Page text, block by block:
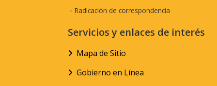
- Radicación de correspondencia
Servicios y enlaces de interés
Mapa de Sitio
Gobierno en Línea